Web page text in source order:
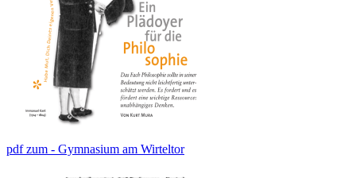
pdf zum - Gymnasium am Wirteltor